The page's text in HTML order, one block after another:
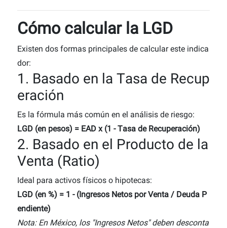
Cómo calcular la LGD
Existen dos formas principales de calcular este indica
dor:
1. Basado en la Tasa de Recup
eración
Es la fórmula más común en el análisis de riesgo:
LGD (en pesos) = EAD x (1 - Tasa de Recuperación)
2. Basado en el Producto de la
Venta (Ratio)
Ideal para activos físicos o hipotecas:
LGD (en %) = 1 - (Ingresos Netos por Venta / Deuda P
endiente)
Nota: En México, los "Ingresos Netos" deben desconta